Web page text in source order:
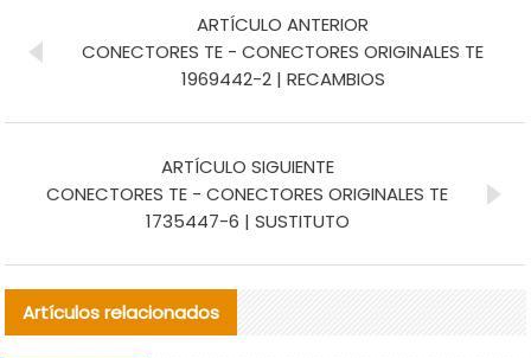
ARTÍCULO ANTERIOR
CONECTORES TE - CONECTORES ORIGINALES TE
1969442-2 | RECAMBIOS
ARTÍCULO SIGUIENTE
CONECTORES TE - CONECTORES ORIGINALES TE
1735447-6 | SUSTITUTO
Artículos relacionados